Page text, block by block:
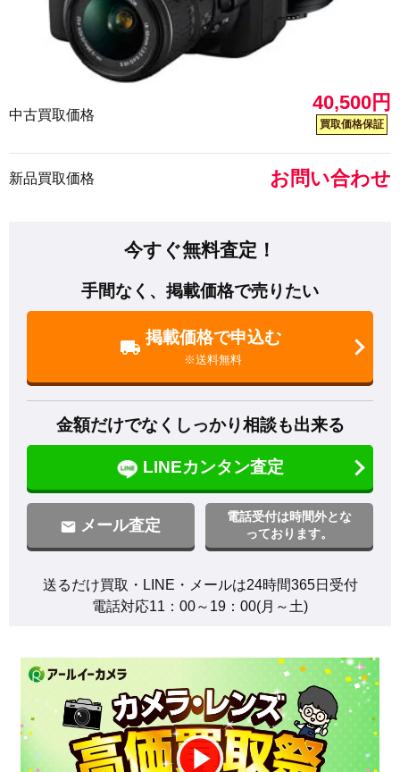
中古買取価格
40,500円
買取価格保証
新品買取価格 お問い合わせ
今すぐ無料査定！
手間なく、掲載価格で売りたい
掲載価格で申込む
※送料無料
金額だけでなくしっかり相談も出来る
LINEカンタン査定
メール査定
電話受付は時間外とな
っております。
送るだけ買取・LINE・メールは24時間365日受付
電話対応11：00～19：00(月～土)